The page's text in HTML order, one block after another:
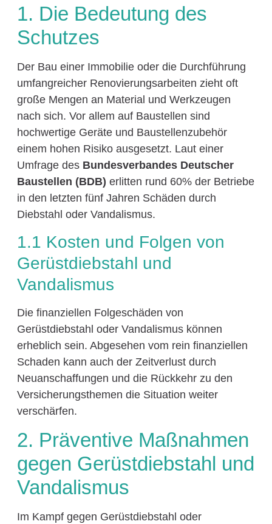
1. Die Bedeutung des
Schutzes
Der Bau einer Immobilie oder die Durchführung
umfangreicher Renovierungsarbeiten zieht oft
große Mengen an Material und Werkzeugen
nach sich. Vor allem auf Baustellen sind
hochwertige Geräte und Baustellenzubehör
einem hohen Risiko ausgesetzt. Laut einer
Umfrage des Bundesverbandes Deutscher
Baustellen (BDB) erlitten rund 60% der Betriebe
in den letzten fünf Jahren Schäden durch
Diebstahl oder Vandalismus.
1.1 Kosten und Folgen von
Gerüstdiebstahl und
Vandalismus
Die finanziellen Folgeschäden von
Gerüstdiebstahl oder Vandalismus können
erheblich sein. Abgesehen vom rein finanziellen
Schaden kann auch der Zeitverlust durch
Neuanschaffungen und die Rückkehr zu den
Versicherungsthemen die Situation weiter
verschärfen.
2. Präventive Maßnahmen
gegen Gerüstdiebstahl und
Vandalismus
Im Kampf gegen Gerüstdiebstahl oder